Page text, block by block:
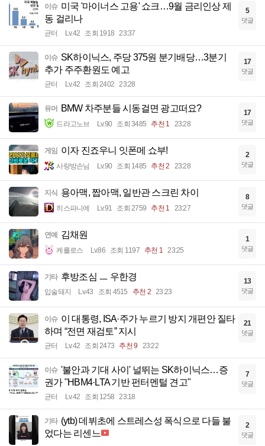
이슈 미국 '마이너스 고용' 쇼크…9월 금리인상 제
동 걸리나
균터 Lv.42 조회 1918 23:37
5
댓글
이슈 SK하이닉스, 주당 375원 분기배당…3분기
추가 주주환원도 예고
균터 Lv.42 조회 2402 23:28
17
댓글
유머 BMW 차주분들 시동걸면 광고떠요?
드라고노브 Lv.90 조회 3485 추천 1 23:28
17
댓글
게임 이자 진죠우니 잇폰메 쇼부!
사랑방손님 Lv.90 조회 1485 추천 2 23:28
2
댓글
지식 용아맥, 짭아맥, 일반관 스크린 차이
히스파니에 Lv.91 조회 2759 추천 1 23:27
8
댓글
연예 김채원
케를로스 Lv.86 조회 1197 추천 1 23:25
1
댓글
기타 후방조심 ㅡ 우한경
입술돼지 Lv.43 조회 4515 추천 2 23:23
13
댓글
이슈 이 대통령, ISA·주가 누르기 방지 개편안 질타
하며 “전면 재검토” 지시
균터 Lv.42 조회 2473 추천 9 23:22
21
댓글
이슈 '불안과 기대 사이' 널뛰는 SK하이닉스…증
권가 "HBM4·LTA 기반 펀터멘털 견고"
균터 Lv.42 조회 1258 23:18
7
댓글
기타 (ytb) 데뷔초에 스트레스성 폭식으로 다들 불
었다는 리센느
2
댓글